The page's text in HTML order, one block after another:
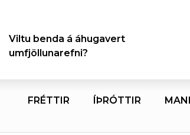
Viltu benda á áhugavert
umfjöllunarefni?
FRÉTTIR ÍÞRÓTTIR